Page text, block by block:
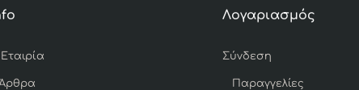
Λογαριασμός
Σύνδεση
Παραγγελίες